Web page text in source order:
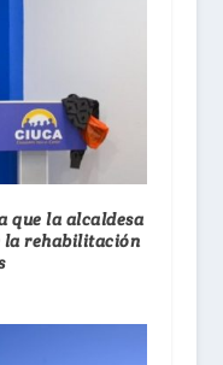
que la alcaldesa
la rehabilitación